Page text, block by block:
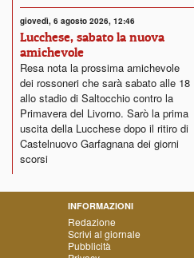
giovedì, 6 agosto 2026, 12:46
Lucchese, sabato la nuova
amichevole
Resa nota la prossima amichevole
dei rossoneri che sarà sabato alle 18
allo stadio di Saltocchio contro la
Primavera del Livorno. Sarò la prima
uscita della Lucchese dopo il ritiro di
Castelnuovo Garfagnana dei giorni
scorsi
INFORMAZIONI
Redazione
Scrivi al giornale
Pubblicità